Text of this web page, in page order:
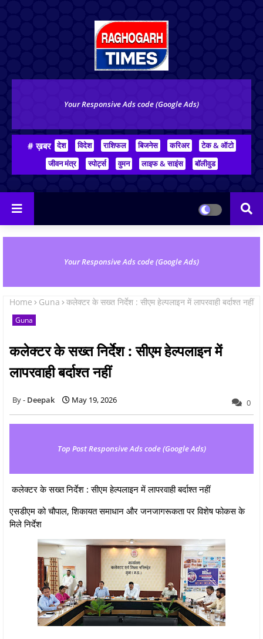
Your Responsive Ads code (Google Ads)
# ख़बर देश विदेश राशिफल बिजनेस करिअर
टेक & ऑटो
जीवन मंत्र
स्पोर्ट्स वुमन लाइफ & साइंस बॉलीवुड
Your Responsive Ads code (Google Ads)
Home Guna कलेक्टर के सख्त निर्देश : सीएम हेल्पलाइन में लापरवाही बर्दाश्त नहीं
Guna
कलेक्टर के सख्त निर्देश : सीएम हेल्पलाइन में
लापरवाही बर्दाश्त नहीं
Deepak May 19, 2026 0
Top Post Responsive Ads code (Google Ads)
कलेक्टर के सख्त निर्देश : सीएम हेल्पलाइन में लापरवाही बर्दाश्त नहीं
एसडीएम को चौपाल, शिकायत समाधान और जनजागरूकता पर विशेष फोकस के
मिले निर्देश